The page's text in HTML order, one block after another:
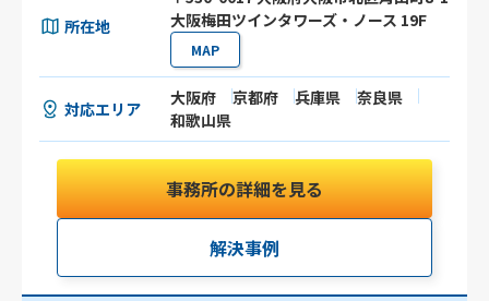
所在地
大阪梅田ツインタワーズ・ノース 19F
MAP
対応エリア
大阪府 京都府 兵庫県
奈良県
和歌山県
事務所の詳細を見る
解決事例